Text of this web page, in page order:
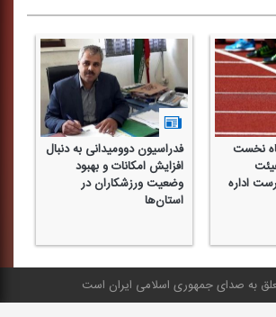
نخست
اداره
فدراسیون دوومیدانی به دنبال
افزایش امكانات و بهبود
وضعیت ورزشكاران در
استان‌ها
به صدای جمهوری اسلامی ایران است